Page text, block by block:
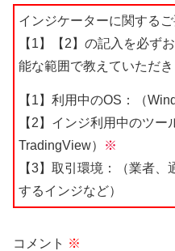
インジケーターに関する
【1】【2】の記入を必ず
能な範囲で教えていただき
【1】利用中のOS：（
【2】インジ利用中のツー
TradingView）
※
【3】取引環境：（業者
するインジなど）
コメント ※